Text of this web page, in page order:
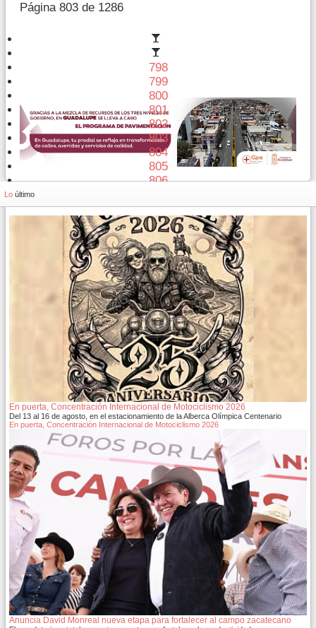
Página 803 de 1286
798
799
800
801
802
803
804
805
806
Lo último
En puerta, Concentración Internacional de Motociclismo 2026
Del 13 al 16 de agosto, en el estacionamiento de la Alberca Olímpica Centenario
En puerta, Concentración Internacional de Motociclismo 2026
Anuncia David Monreal nueva etapa para fortalecer al campo zacatecano